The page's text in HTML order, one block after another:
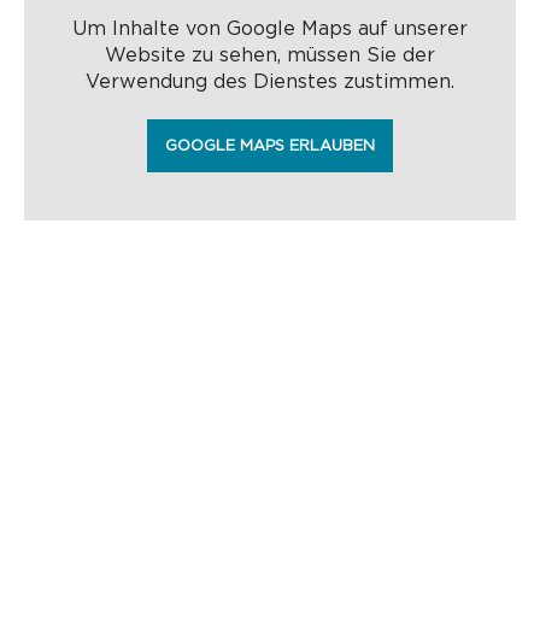
Um Inhalte von Google Maps auf unserer
Website zu sehen, müssen Sie der
Verwendung des Dienstes zustimmen.
GOOGLE MAPS ERLAUBEN